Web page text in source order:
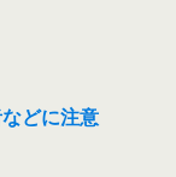
どに注意